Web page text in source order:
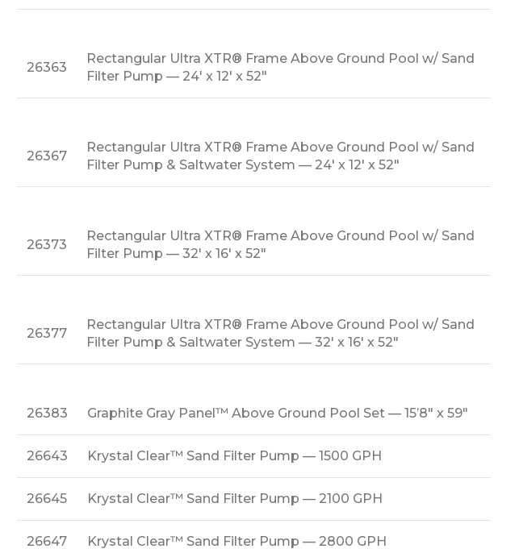
26363
Rectangular Ultra XTR® Frame Above Ground Pool w/ Sand
Filter Pump — 24′ x 12′ x 52″
26367
Rectangular Ultra XTR® Frame Above Ground Pool w/ Sand
Filter Pump & Saltwater System — 24′ x 12′ x 52″
26373
Rectangular Ultra XTR® Frame Above Ground Pool w/ Sand
Filter Pump — 32′ x 16′ x 52″
26377
Rectangular Ultra XTR® Frame Above Ground Pool w/ Sand
Filter Pump & Saltwater System — 32′ x 16′ x 52″
26383 Graphite Gray Panel™ Above Ground Pool Set — 15’8″ x 59″
26643 Krystal Clear™ Sand Filter Pump — 1500 GPH
26645 Krystal Clear™ Sand Filter Pump — 2100 GPH
26647 Krystal Clear™ Sand Filter Pump — 2800 GPH